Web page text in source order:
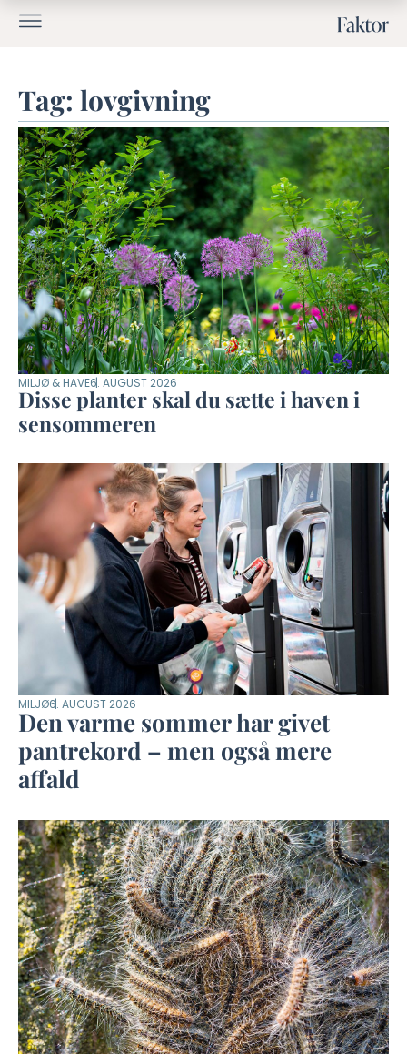
Tag: lovgivning
MILJØ & HAVE6. AUGUST 2026
Disse planter skal du sætte i haven i
sensommeren
MILJØ6. AUGUST 2026
Den varme sommer har givet
pantrekord – men også mere
affald